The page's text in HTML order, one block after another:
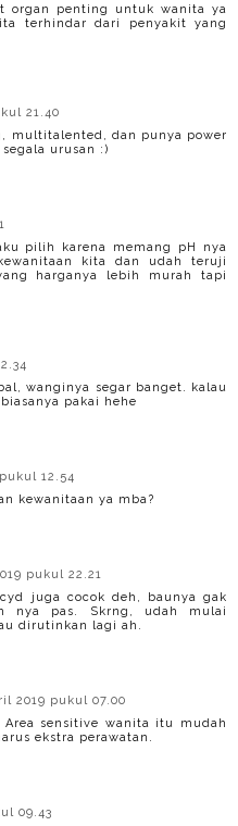
organ penting untuk wanita ya
terhindar dari penyakit yang
21.40
multitalented, dan punya power
urusan :)
pilih karena memang pH nya
kita dan udah teruji
harganya lebih murah tapi
wanginya segar banget. kalau
pakai hehe
12.54
kewanitaan ya mba?
pukul 22.21
juga cocok deh, baunya gak
nya pas. Skrng, udah mulai
dirutinkan lagi ah.
2019 pukul 07.00
sensitive wanita itu mudah
ekstra perawatan.
09.43